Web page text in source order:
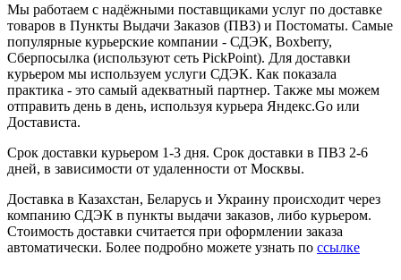
Мы работаем с надёжными поставщиками услуг по доставке
товаров в Пункты Выдачи Заказов (ПВЗ) и Постоматы. Самые
популярные курьерские компании - СДЭК, Boxberry,
Сберпосылка (используют сеть PickPoint). Для доставки
курьером мы используем услуги СДЭК. Как показала
практика - это самый адекватный партнер. Также мы можем
отправить день в день, используя курьера Яндекс.Go или
Достависта.
Срок доставки курьером 1-3 дня. Срок доставки в ПВЗ 2-6
дней, в зависимости от удаленности от Москвы.
Доставка в Казахстан, Беларусь и Украину происходит через
компанию СДЭК в пункты выдачи заказов, либо курьером.
Стоимость доставки считается при оформлении заказа
автоматически. Более подробно можете узнать по ссылке